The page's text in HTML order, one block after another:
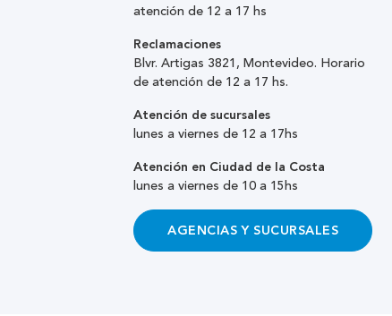
atención de 12 a 17 hs
Reclamaciones
Blvr. Artigas 3821, Montevideo. Horario
de atención de 12 a 17 hs.
Atención de sucursales
lunes a viernes de 12 a 17hs
Atención en Ciudad de la Costa
lunes a viernes de 10 a 15hs
AGENCIAS Y SUCURSALES